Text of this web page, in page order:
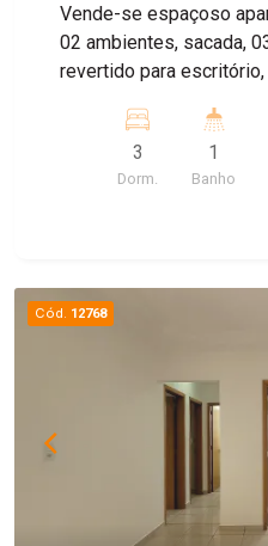
Vende-se espaçoso
02 ambientes, sacada,
revertido para
lavanderia com
paralelas e cobertas
3
Dorm.
1
Banho
Cód. 12768